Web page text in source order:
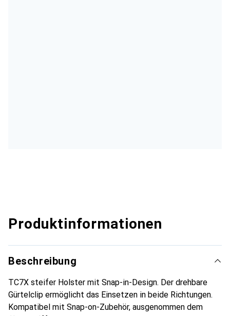
Produktinformationen
Beschreibung
TC7X steifer Holster mit Snap-in-Design. Der drehbare
Gürtelclip ermöglicht das Einsetzen in beide Richtungen.
Kompatibel mit Snap-on-Zubehör, ausgenommen dem